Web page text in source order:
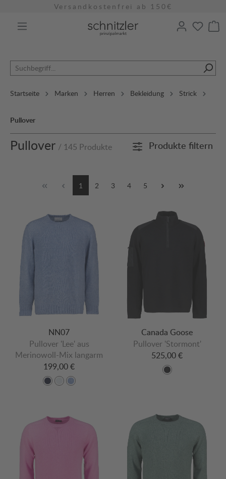
Versandkostenfrei ab 150€
Startseite Marken Herren Bekleidung Strick
Pullover
Pullover / 145 Produkte Produkte filtern
1 2 3 4 5
NN07
Pullover 'Lee' aus
Merinowoll-Mix langarm
199,00 €
Canada Goose
Pullover 'Stormont'
525,00 €